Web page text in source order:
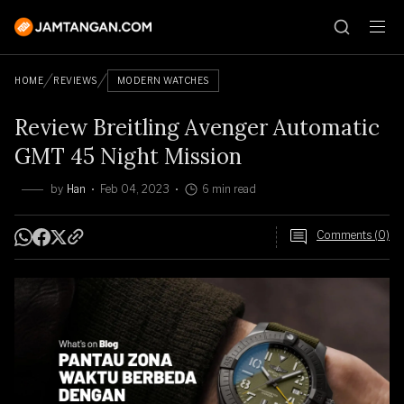
HOME REVIEWS MODERN WATCHES
Review Breitling Avenger Automatic
GMT 45 Night Mission
by Han Feb 04, 2023 6 min read
Comments (0)